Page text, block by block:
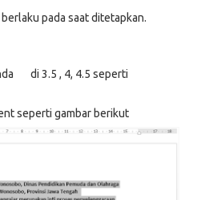
pada saat ditetapkan.
di 3.5 , 4, 4.5 seperti
seperti gambar berikut